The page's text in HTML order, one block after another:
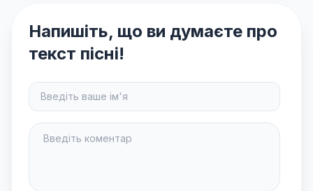
Напишіть, що ви думаєте про
текст пісні!